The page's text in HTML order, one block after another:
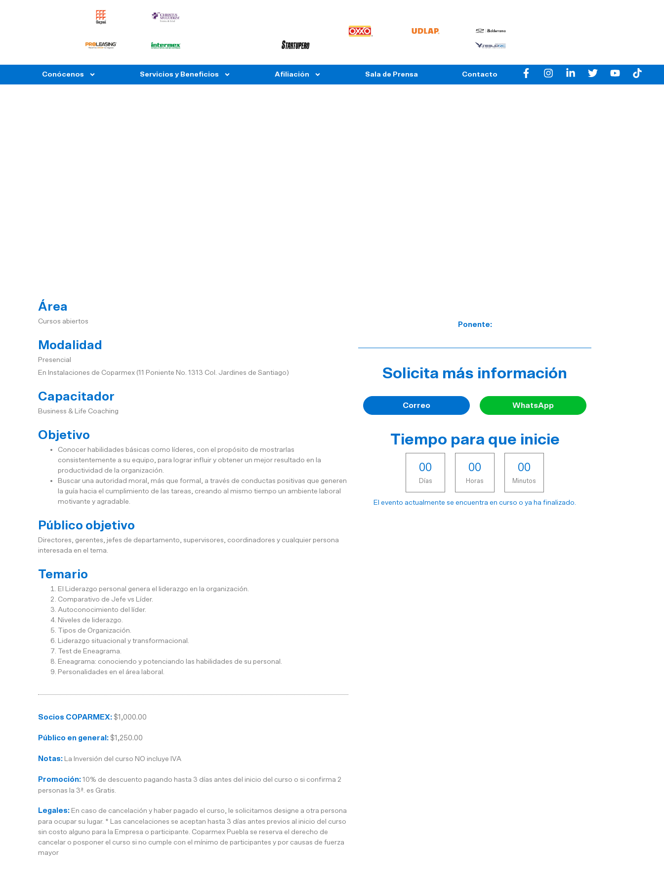
Conócenos Servicios y Beneficios Afiliación Sala de Prensa Contacto
Área
Cursos abiertos
Modalidad
Presencial
En Instalaciones de Coparmex (11 Poniente No. 1313 Col. Jardines de Santiago)
Capacitador
Business & Life Coaching
Objetivo
Conocer habilidades básicas como líderes, con el propósito de mostrarlas
consistentemente a su equipo, para lograr influir y obtener un mejor resultado en la
productividad de la organización.
Buscar una autoridad moral, más que formal, a través de conductas positivas que generen
la guía hacia el cumplimiento de las tareas, creando al mismo tiempo un ambiente laboral
motivante y agradable.
Público objetivo
Directores, gerentes, jefes de departamento, supervisores, coordinadores y cualquier persona
interesada en el tema.
Temario
El Liderazgo personal genera el liderazgo en la organización.
Comparativo de Jefe vs Líder.
Autoconocimiento del líder.
Niveles de liderazgo.
Tipos de Organización.
Liderazgo situacional y transformacional.
Test de Eneagrama.
Eneagrama: conociendo y potenciando las habilidades de su personal.
Personalidades en el área laboral.
Socios COPARMEX: $1,000.00
Público en general: $1,250.00
Notas: La Inversión del curso NO incluye IVA
Promoción: 10% de descuento pagando hasta 3 días antes del inicio del curso o si confirma 2
personas la 3ª. es Gratis.
Legales: En caso de cancelación y haber pagado el curso, le solicitamos designe a otra persona
para ocupar su lugar. * Las cancelaciones se aceptan hasta 3 días antes previos al inicio del curso
sin costo alguno para la Empresa o participante. Coparmex Puebla se reserva el derecho de
cancelar o posponer el curso si no cumple con el mínimo de participantes y por causas de fuerza
mayor
Ponente:
Solicita más información
Correo WhatsApp
Tiempo para que inicie
00
Días
00
Horas
00
Minutos
El evento actualmente se encuentra en curso o ya ha finalizado.